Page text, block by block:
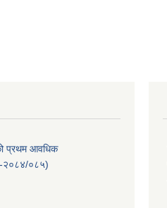
प्रथम आवधिक
२०८४/०८५)